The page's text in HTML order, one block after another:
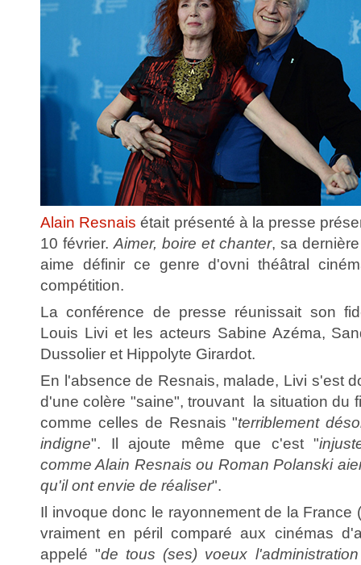
Alain Resnais était présenté à la presse
10 février. Aimer, boire et chanter, sa
aime définir ce genre d'ovni théâtral
compétition.
La conférence de presse réunissait son
Louis Livi et les acteurs Sabine Azéma,
Dussolier et Hippolyte Girardot.
En l'absence de Resnais, malade, Livi s'est
d'une colère "saine", trouvant la situation du
comme celles de Resnais "terriblement
indigne". Il ajoute même que c'est "
comme Alain Resnais ou Roman Polanski
qu'il ont envie de réaliser".
Il invoque donc le rayonnement de la France
vraiment en péril comparé aux cinémas
appelé "de tous (ses) voeux